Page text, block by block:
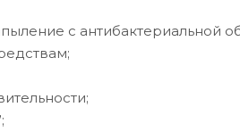
с антибактериальной